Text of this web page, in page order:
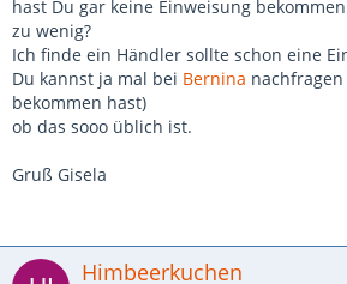
hast Du gar keine Einweisung
zu wenig?
Ich finde ein Händler sollte schon eine
Du kannst ja mal bei Bernina
bekommen hast)
ob das sooo üblich ist.
Gruß Gisela
Himbeerkuchen